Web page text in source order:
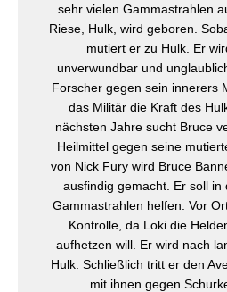
sehr vielen Gammastrahlen
Riese, Hulk, wird geboren.
mutiert er zu Hulk. Er
unverwundbar und
Forscher gegen sein innerers
das Militär die Kraft des
nächsten Jahre sucht Bruce
Heilmittel gegen seine
von Nick Fury wird Bruce
ausfindig gemacht. Er soll in
Gammastrahlen helfen. Vor
Kontrolle, da Loki die
aufhetzen will. Er wird nach
Hulk. Schließlich tritt er den
mit ihnen gegen